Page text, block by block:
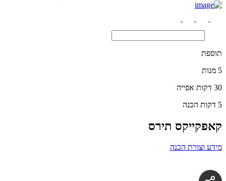
תוספת
5 מנות
30 דקות אפייה
5 דקות הכנה
קאפקייקס תירס
מידע וצורת הכנה